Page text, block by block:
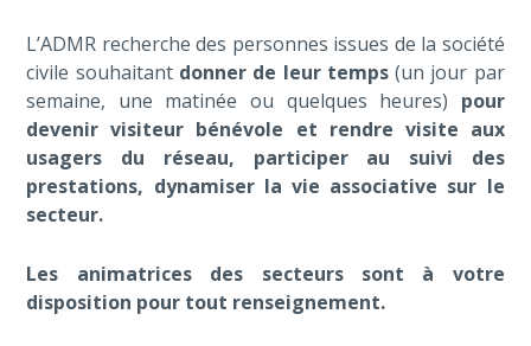
L’ADMR recherche des personnes issues de la société
civile souhaitant donner de leur temps(un jour par
semaine, une matinée ou quelques heures) pour
devenir visiteur bénévole et rendre visite aux
usagers du réseau, participer au suivi des
prestations, dynamiser la vie associative sur le
secteur.
Les animatrices des secteurs sont à votre
disposition pour tout renseignement.